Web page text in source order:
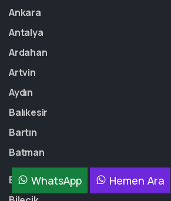
Ankara
Antalya
Ardahan
Artvin
Aydın
Balıkesir
Bartın
Batman
BayburtWhatsApp Hemen Ara